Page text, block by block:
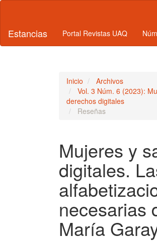
principal
Barra
Estancias Portal Revistas UAQ
Inicio
Archivos
Vol. 3 Núm. 6 (2023):
derechos digitales
Reseñas
Mujeres y
digitales.
necesarias
María